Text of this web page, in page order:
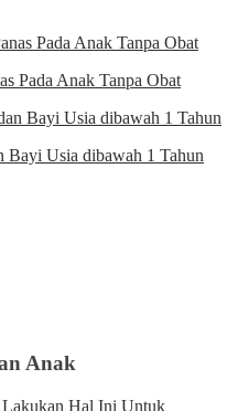
Pada Anak Tanpa Obat
Bayi Usia dibawah 1 Tahun
Anak